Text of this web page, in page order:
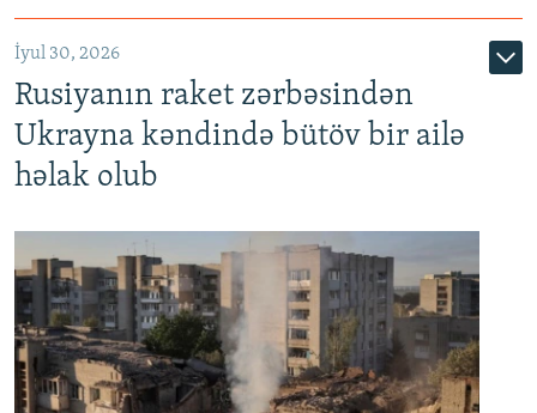
İyul 30, 2026
Rusiyanın raket zərbəsindən
Ukrayna kəndində bütöv bir ailə
həlak olub